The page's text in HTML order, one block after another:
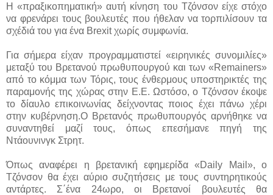
Η «πραξικοπηματική» αυτή κίνηση του Τζόνσον είχε στόχο
να φρενάρει τους βουλευτές που ήθελαν να τορπιλίσουν τα
σχέδιά του για ένα Brexit χωρίς συμφωνία.
Για σήμερα είχαν προγραμματιστεί «ειρηνικές συνομιλίες»
μεταξύ του Βρετανού πρωθυπουργού και των «Remainers»
από το κόμμα των Τόρις, τους ένθερμους υποστηρικτές της
παραμονής της χώρας στην Ε.Ε. Ωστόσο, ο Τζόνσον έκοψε
το δίαυλο επικοινωνίας δείχνοντας ποιος έχει πάνω χέρι
στην κυβέρνηση.Ο Βρετανός πρωθυπουργός αρνήθηκε να
συναντηθεί μαζί τους, όπως επεσήμανε πηγή της
Ντάουνινγκ Στρητ.
Όπως αναφέρει η βρετανική εφημερίδα «Daily Mail», o
Τζόνσον θα έχει αύριο συζητήσεις με τους συντηρητικούς
αντάρτες. Σ΄ένα 24ωρο, οι Βρετανοί βουλευτές θα